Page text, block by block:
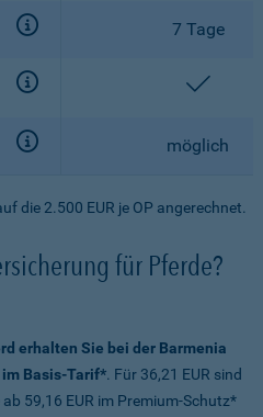
7 Tage
möglich
die 2.500 EUR je OP angerechnet.
für Pferde?
erhalten Sie bei der Barmenia
im Basis-Tarif*. Für 36,21 EUR sind
59,16 EUR im Premium-Schutz*